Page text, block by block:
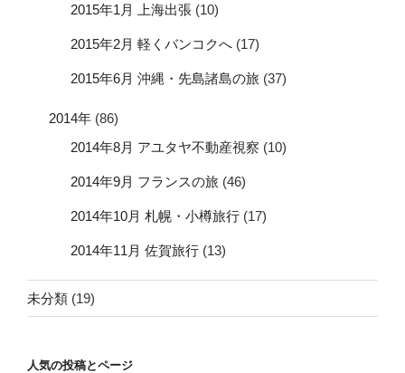
2015年1月 上海出張 (10)
2015年2月 軽くバンコクへ (17)
2015年6月 沖縄・先島諸島の旅 (37)
2014年 (86)
2014年8月 アユタヤ不動産視察 (10)
2014年9月 フランスの旅 (46)
2014年10月 札幌・小樽旅行 (17)
2014年11月 佐賀旅行 (13)
未分類 (19)
人気の投稿とページ